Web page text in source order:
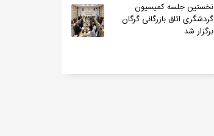
نخستین جلسه کمیسیون
گردشگری اتاق بازرگانی گرگان
برگزار شد